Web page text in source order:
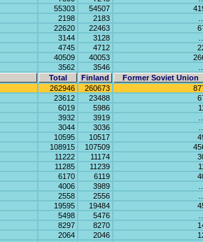
55303 54507
2198 2183
22620 22463
3144 3128
4745 4712
40509 40053
3562 3546
Total
Finland
Former Soviet Union
262946 260673
23612 23488
6019 5986
3932 3919
3044 3036
10595 10517
108915 107509
11222 11174
11285 11239
6170 6119
4006 3989
2558 2556
19595 19484
5498 5476
8297 8270
2064 2046